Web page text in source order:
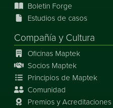
Boletin Forge
Estudios de casos
Compañía y Cultura
Oficinas Maptek
Socios Maptek
Principios de Maptek
Comunidad
Premios y Acreditaciones